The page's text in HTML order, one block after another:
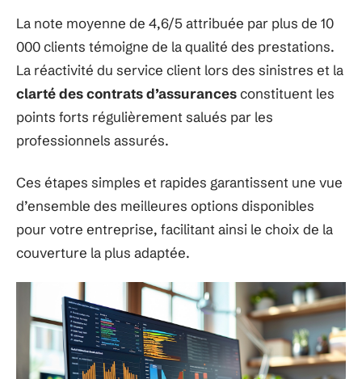
La note moyenne de 4,6/5 attribuée par plus de 10
000 clients témoigne de la qualité des prestations.
La réactivité du service client lors des sinistres et la
clarté des contrats d’assurancesconstituent les
points forts régulièrement salués par les
professionnels assurés.
Ces étapes simples et rapides garantissent une vue
d’ensemble des meilleures options disponibles
pour votre entreprise, facilitant ainsi le choix de la
couverture la plus adaptée.